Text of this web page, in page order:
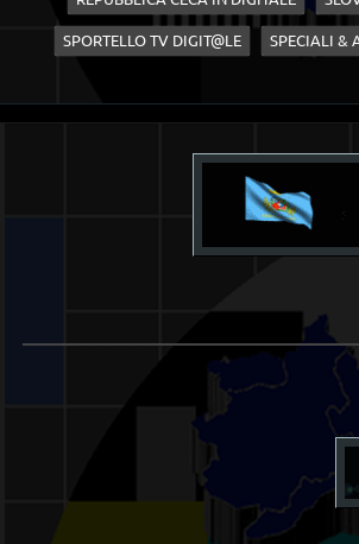
SPORTELLO TV DIGIT@LE SPECIALI &